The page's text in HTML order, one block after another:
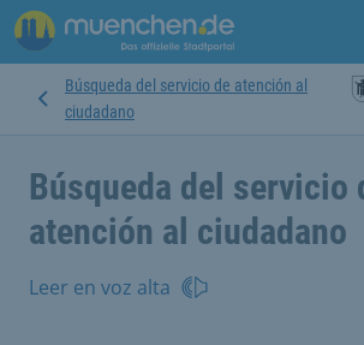
Búsqueda del servicio de atención al
ciudadano
Búsqueda del servicio
atención al ciudadano
Leer en voz alta